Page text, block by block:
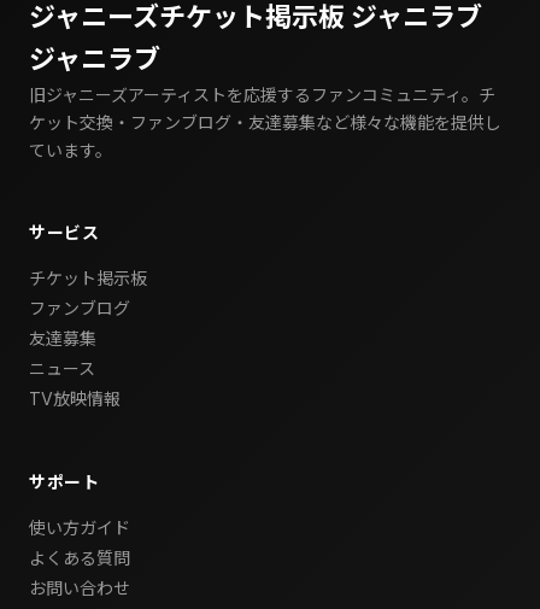
ジャニーズチケット掲示板 ジャニラブ
ジャニラブ
旧ジャニーズアーティストを応援するファンコミュニティ。チ
ケット交換・ファンブログ・友達募集など様々な機能を提供し
ています。
サービス
チケット掲示板
ファンブログ
友達募集
ニュース
TV放映情報
サポート
使い方ガイド
よくある質問
お問い合わせ